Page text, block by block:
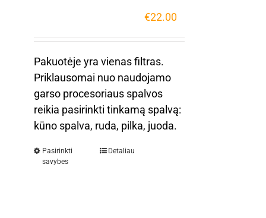
€22.00
Pakuotėje yra vienas filtras.
Priklausomai nuo naudojamo
garso procesoriaus spalvos
reikia pasirinkti tinkamą spalvą:
kūno spalva, ruda, pilka, juoda.
Pasirinkti
savybes
Detaliau